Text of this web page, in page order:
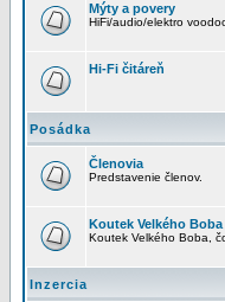
Mýty a povery
HiFi/audio/elektro voodoo
Hi-Fi čitáreň
Posádka
Členovia
Predstavenie členov.
Koutek Velkého Boba
Koutek Velkého Boba,
Inzercia